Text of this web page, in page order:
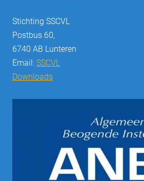
Stichting SSCVL
Postbus 60,
6740 AB Lunteren
Email: SSCVL
Downloads